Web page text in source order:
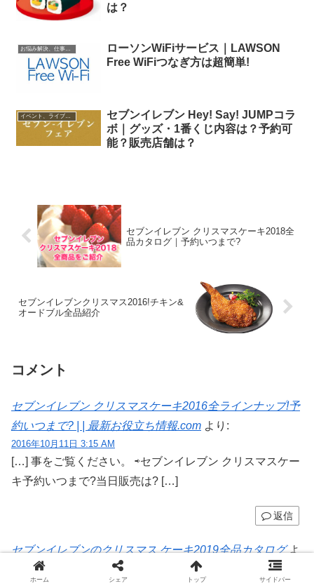
は？
お悩み解決、仕事に役立つ情報
ローソンWiFiサービス｜LAWSON
Free WiFiつなぎ方は超簡単!
イベント、ライブ最新情報
セブンイレブン Hey! Say! JUMPコラ
ボ｜グッズ・1番くじ内容は？予約可
能？販売店舗は？
セブンイレブン クリスマスケーキ2018全
品カタログ｜予約いつまで?
セブンイレブンクリスマス2016!チキン&
オードブル全品紹介
コメント
セブンイレブン クリスマスケーキ2016全ラインナップ!予
約いつまで? | | 最新お役立ち情報.com より:
2016年10月11日 3:15 AM
[…] 事をご覧ください。 ⇨セブンイレブン クリスマスケー
キ予約いつまで?当日販売は? […]
返信
セブンイレブンのクリスマス ケーキ2019全品カタログ よ
ホーム シェア トップ サイドバー